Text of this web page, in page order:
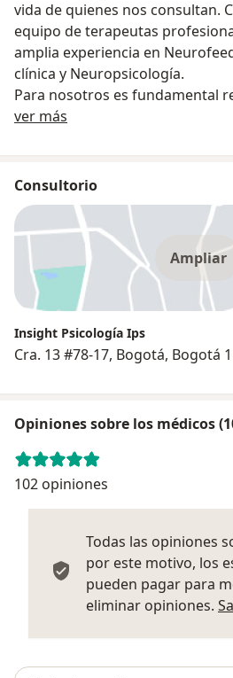
vida de quienes nos consultan.
equipo de terapeutas
amplia experiencia en
clínica y Neuropsicología.
Para nosotros es fundamental
integrales, en los cuales los
lograr mejoras significativas en
personas.
ver más
Consultorio
Ampliar
Insight Psicología Ips
Cra. 13 #78-17, Bogotá, Bogotá
Opiniones sobre los médicos
102 opiniones
Todas las opiniones
por este motivo, los
pueden pagar para
eliminar opiniones.